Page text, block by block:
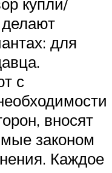
для
с
вносят
законом
Каждое